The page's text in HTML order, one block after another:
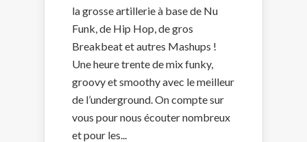
la grosse artillerie à base de Nu
Funk, de Hip Hop, de gros
Breakbeat et autres Mashups !
Une heure trente de mix funky,
groovy et smoothy avec le meilleur
de l’underground. On compte sur
vous pour nous écouter nombreux
et pour les...